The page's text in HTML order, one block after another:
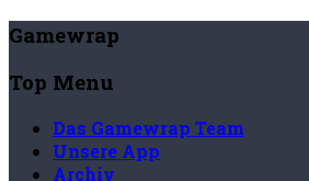
Gamewrap
Top Menu
Das Gamewrap Team
Unsere App
Archiv